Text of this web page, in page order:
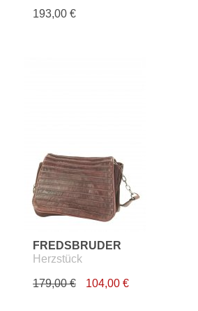
193,00 €
FREDSBRUDER
Herzstück
179,00 € 104,00 €